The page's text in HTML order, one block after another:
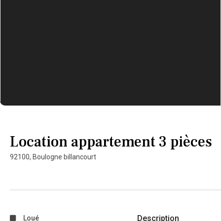
Location appartement 3 pièces
92100, Boulogne billancourt
Loué Description